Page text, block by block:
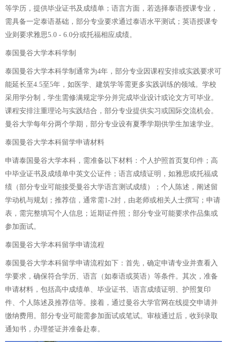
等学历，提供毕业证书及成绩单；语言方面，若选择泰语授课专业，
需具备一定泰语基础，部分专业要求通过泰语水平测试；英语授课专
业则要求雅思5.0 - 6.0分或托福相应成绩。
泰国曼谷大学本科学制
泰国曼谷大学本科学制通常为4年，部分专业因课程安排或实践要求可
能延长至4.5至5年，如医学、建筑学等需更多实践训练的领域。学校
采用学分制，学生需修满规定学分并完成毕业设计或论文方可毕业。
课程安排注重理论与实践结合，部分专业提供实习或国际交流机会。
曼谷大学每年分两个学期，部分专业设有夏季学期供学生加速学业。
泰国曼谷大学本科留学申请材料
申请泰国曼谷大学本科，需准备以下材料：个人护照首页复印件；高
中毕业证书及成绩单中英文公证件；语言成绩证明，如雅思或托福成
绩（部分专业可能接受曼谷大学语言测试成绩）；个人陈述，阐述留
学动机与规划；推荐信，通常需1-2封，由老师或相关人士撰写；申请
表，需完整填写个人信息；近期证件照；部分专业可能要求作品集或
参加面试。
泰国曼谷大学本科留学申请流程
泰国曼谷大学本科留学申请流程如下：首先，确定申请专业并查看入
学要求，确保符合学历、语言（如泰语或英语）等条件。其次，准备
申请材料，包括高中成绩单、毕业证书、语言成绩证明、护照复印
件、个人陈述及推荐信等。接着，通过曼谷大学官网在线提交申请并
缴纳费用。部分专业可能需参加面试或笔试。审核通过后，收到录取
通知书，办理签证并准备赴泰。